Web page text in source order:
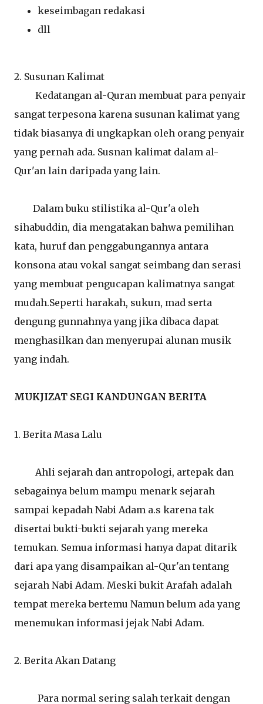
keseimbagan redakasi
dll
2. Susunan Kalimat
Kedatangan al-Quran membuat para penyair
sangat terpesona karena susunan kalimat yang
tidak biasanya di ungkapkan oleh orang penyair
yang pernah ada. Susnan kalimat dalam al-
Qur'an lain daripada yang lain.
Dalam buku stilistika al-Qur'a oleh
sihabuddin, dia mengatakan bahwa pemilihan
kata, huruf dan penggabungannya antara
konsona atau vokal sangat seimbang dan serasi
yang membuat pengucapan kalimatnya sangat
mudah.Seperti harakah, sukun, mad serta
dengung gunnahnya yang jika dibaca dapat
menghasilkan dan menyerupai alunan musik
yang indah.
MUKJIZAT SEGI KANDUNGAN BERITA
1. Berita Masa Lalu
Ahli sejarah dan antropologi, artepak dan
sebagainya belum mampu menark sejarah
sampai kepadah Nabi Adam a.s karena tak
disertai bukti-bukti sejarah yang mereka
temukan. Semua informasi hanya dapat ditarik
dari apa yang disampaikan al-Qur'an tentang
sejarah Nabi Adam. Meski bukit Arafah adalah
tempat mereka bertemu Namun belum ada yang
menemukan informasi jejak Nabi Adam.
2. Berita Akan Datang
Para normal sering salah terkait dengan